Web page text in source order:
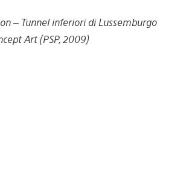
– Tunnel inferiori di Lussemburgo
Art (PSP, 2009)